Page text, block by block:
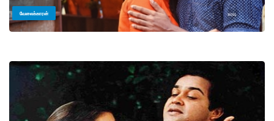
வேலைக்காரன்